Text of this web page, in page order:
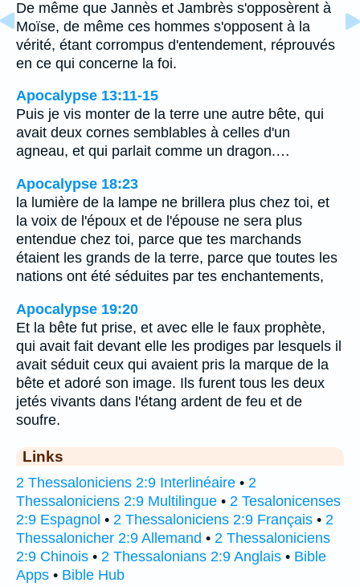
De même que Jannès et Jambrès s'opposèrent à
Moïse, de même ces hommes s'opposent à la
vérité, étant corrompus d'entendement, réprouvés
en ce qui concerne la foi.
Apocalypse 13:11-15
Puis je vis monter de la terre une autre bête, qui
avait deux cornes semblables à celles d'un
agneau, et qui parlait comme un dragon.…
Apocalypse 18:23
la lumière de la lampe ne brillera plus chez toi, et
la voix de l'époux et de l'épouse ne sera plus
entendue chez toi, parce que tes marchands
étaient les grands de la terre, parce que toutes les
nations ont été séduites par tes enchantements,
Apocalypse 19:20
Et la bête fut prise, et avec elle le faux prophète,
qui avait fait devant elle les prodiges par lesquels il
avait séduit ceux qui avaient pris la marque de la
bête et adoré son image. Ils furent tous les deux
jetés vivants dans l'étang ardent de feu et de
soufre.
Links
2 Thessaloniciens 2:9 Interlinéaire • 2
Thessaloniciens 2:9 Multilingue • 2 Tesalonicenses
2:9 Espagnol • 2 Thessaloniciens 2:9 Français • 2
Thessalonicher 2:9 Allemand • 2 Thessaloniciens
2:9 Chinois • 2 Thessalonians 2:9 Anglais • Bible
Apps • Bible Hub